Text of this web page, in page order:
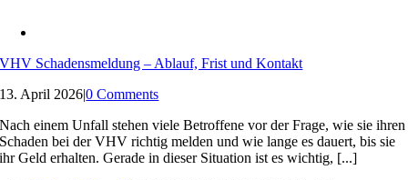
VHV Schadensmeldung – Ablauf, Frist und Kontakt
13. April 2026|0 Comments
Nach einem Unfall stehen viele Betroffene vor der Frage, wie sie ihren
Schaden bei der VHV richtig melden und wie lange es dauert, bis sie
ihr Geld erhalten. Gerade in dieser Situation ist es wichtig, [...]